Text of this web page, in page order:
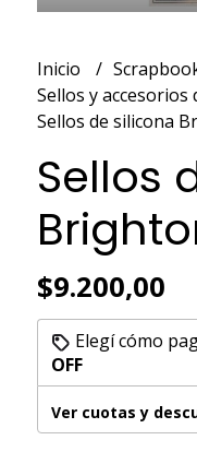
Inicio
Sellos y accesorios
Sellos de silicona
Sellos
$9.200,00
Elegí cómo
OFF
Ver cuotas y